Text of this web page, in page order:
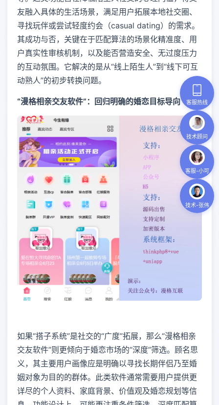
友融入具体的生活场景，满足用户拓展本地社交圈、
寻找玩伴或尝试轻度约会（casual dating）的需求。
其成功与否，关键在于匹配算法的场景化精准度、用
户真实性审核机制，以及能否营造安全、无过度压力
的互动氛围。它解决的是从“线上陌生人”到“线下可互
动熟人”的初步转换问题。
“漫格相亲交友软件”：回归明确的婚恋目标导向
如果“搭子系统”是社交的“广度”拓展，那么“漫格相亲
交友软件”则更倾向于婚恋市场的“深度”筛选。顾名思
义，其主要用户画像应是明确以寻找长期伴侣乃至婚
姻对象为目的的群体。此类软件通常需要用户提供更
详尽的个人资料、家庭背景、价值观及婚恋规划等信
客服热线
技术顾问
客服-小可
技术-张伟